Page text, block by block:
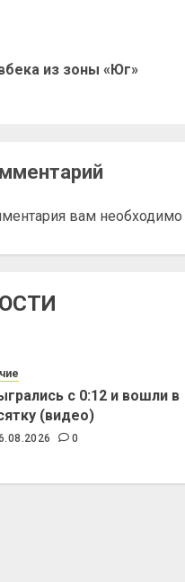
из зоны «Юг»
вам необходимо
с 0:12 и вошли в
(видео)
0